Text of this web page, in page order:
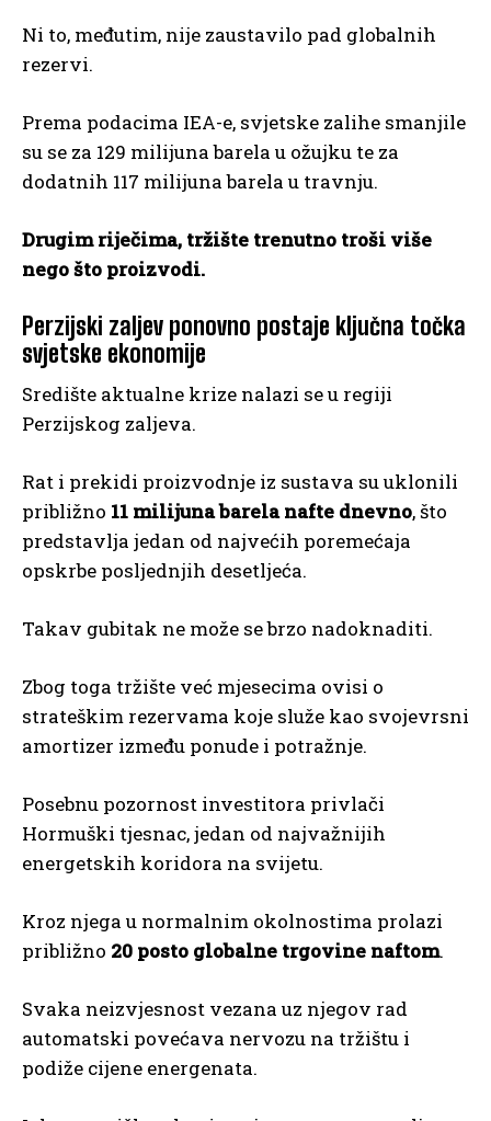
Ni to, međutim, nije zaustavilo pad globalnih
rezervi.
Prema podacima IEA-e, svjetske zalihe smanjile
su se za 129 milijuna barela u ožujku te za
dodatnih 117 milijuna barela u travnju.
Drugim riječima, tržište trenutno troši više
nego što proizvodi.
Perzijski zaljev ponovno postaje ključna točka
svjetske ekonomije
Središte aktualne krize nalazi se u regiji
Perzijskog zaljeva.
Rat i prekidi proizvodnje iz sustava su uklonili
približno 11 milijuna barela nafte dnevno, što
predstavlja jedan od najvećih poremećaja
opskrbe posljednjih desetljeća.
Takav gubitak ne može se brzo nadoknaditi.
Zbog toga tržište već mjesecima ovisi o
strateškim rezervama koje služe kao svojevrsni
amortizer između ponude i potražnje.
Posebnu pozornost investitora privlači
Hormuški tjesnac, jedan od najvažnijih
energetskih koridora na svijetu.
Kroz njega u normalnim okolnostima prolazi
približno 20 posto globalne trgovine naftom.
Svaka neizvjesnost vezana uz njegov rad
automatski povećava nervozu na tržištu i
podiže cijene energenata.